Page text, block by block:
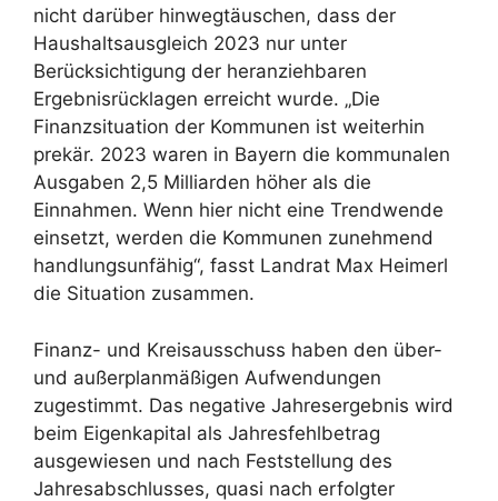
nicht darüber hinwegtäuschen, dass der
Haushaltsausgleich 2023 nur unter
Berücksichtigung der heranziehbaren
Ergebnisrücklagen erreicht wurde. „Die
Finanzsituation der Kommunen ist weiterhin
prekär. 2023 waren in Bayern die kommunalen
Ausgaben 2,5 Milliarden höher als die
Einnahmen. Wenn hier nicht eine Trendwende
einsetzt, werden die Kommunen zunehmend
handlungsunfähig“, fasst Landrat Max Heimerl
die Situation zusammen.
Finanz- und Kreisausschuss haben den über-
und außerplanmäßigen Aufwendungen
zugestimmt. Das negative Jahresergebnis wird
beim Eigenkapital als Jahresfehlbetrag
ausgewiesen und nach Feststellung des
Jahresabschlusses, quasi nach erfolgter